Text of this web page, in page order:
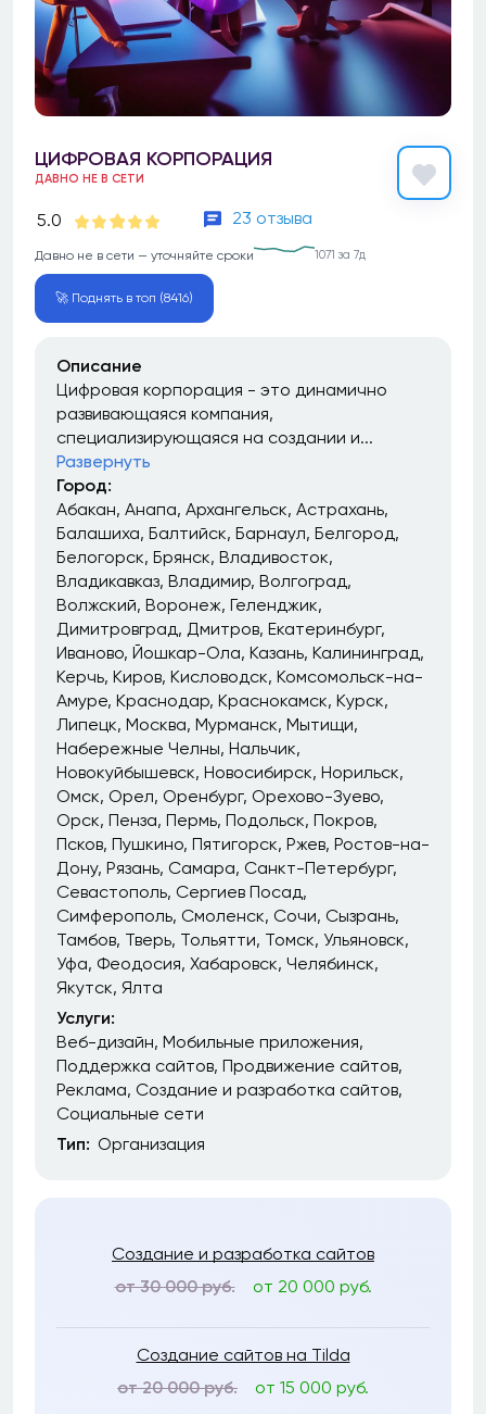
ЦИФРОВАЯ КОРПОРАЦИЯ
ДАВНО НЕ В СЕТИ
5.0 23 отзыва
Давно не в сети — уточняйте сроки 1071 за 7д
🚀 Поднять в топ (8416)
Описание
Цифровая корпорация - это динамично
развивающаяся компания,
специализирующаяся на создании и...
Развернуть
Город:
Абакан Анапа Архангельск Астрахань
Балашиха Балтийск Барнаул Белгород
Белогорск Брянск Владивосток
Владикавказ Владимир Волгоград
Волжский Воронеж Геленджик
Димитровград Дмитров Екатеринбург
Иваново Йошкар-Ола Казань Калининград
Керчь Киров Кисловодск Комсомольск-на-
Амуре Краснодар Краснокамск Курск
Липецк Москва Мурманск Мытищи
Набережные Челны Нальчик
Новокуйбышевск Новосибирск Норильск
Омск Орел Оренбург Орехово-Зуево
Орск Пенза Пермь Подольск Покров
Псков Пушкино Пятигорск Ржев Ростов-на-
Дону Рязань Самара Санкт-Петербург
Севастополь Сергиев Посад
Симферополь Смоленск Сочи Сызрань
Тамбов Тверь Тольятти Томск Ульяновск
Уфа Феодосия Хабаровск Челябинск
Якутск Ялта
Услуги:
Веб-дизайн Мобильные приложения
Поддержка сайтов Продвижение сайтов
Реклама Создание и разработка сайтов
Социальные сети
Тип: Организация
Создание и разработка сайтов
от 30 000 руб.
от 20 000 руб.
Создание сайтов на Tilda
от 20 000 руб.
от 15 000 руб.